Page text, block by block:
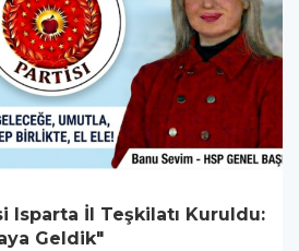
Isparta İl Teşkilatı Kuruldu:
Geldik"